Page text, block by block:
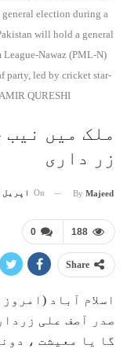
election during a
will hold a general
Nawaz (PML-N)
party, led by cricket star-
QURESHI
ملک میں
زر داری
By Majeed
On اپریل 29, 2019
0 188
Share
اسلام آباد
صدر آصف علی
گا یا معیشت ،